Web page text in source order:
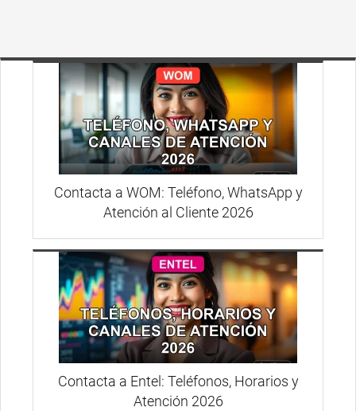
Contacta a WOM: Teléfono, WhatsApp y
Atención al Cliente 2026
Contacta a Entel: Teléfonos, Horarios y
Atención 2026